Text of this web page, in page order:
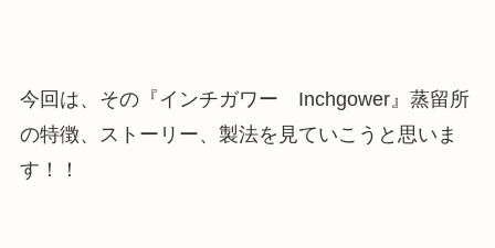
今回は、その『インチガワー Inchgower』蒸留所
の特徴、ストーリー、製法を見ていこうと思いま
す！！